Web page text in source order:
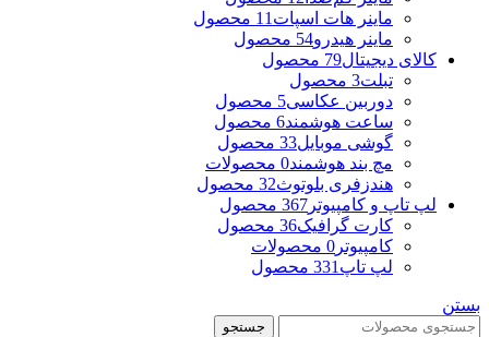
ماینر هات اسپات 11 محصول
ماینر هیدرو54 محصول
کالای دیجیتال79 محصول
تبلت3 محصول
دوربین عکاسی5 محصول
ساعت هوشمند6 محصول
گوشی موبایل33 محصول
مچ بند هوشمند0 محصولات
هندزفری بلوتوث32 محصول
لپ تاپ و کامپیوتر 367 محصول
کارت گرافیک36 محصول
کامپیوتر 0 محصولات
لپ تاپ 331 محصول
بستن
جستجو